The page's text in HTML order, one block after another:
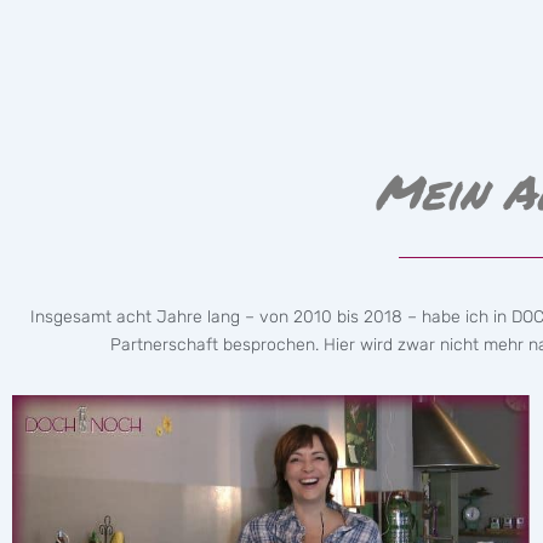
Mein
Insgesamt acht Jahre lang – von 2010 bis 2018 – habe ich in
Partnerschaft besprochen. Hier wird zwar nicht mehr